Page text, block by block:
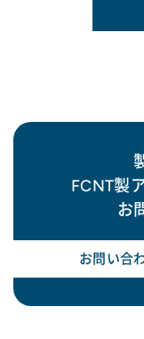
FCNT製
お
お問い合